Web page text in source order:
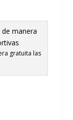
gratuita las